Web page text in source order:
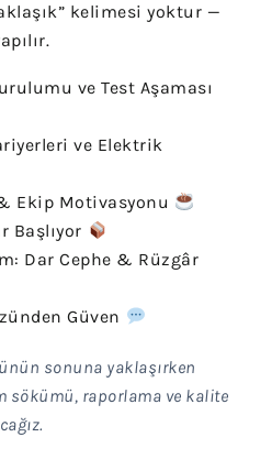
kelimesi yoktur —
ve Test Aşaması
ve Elektrik
Ekip Motivasyonu
Başlıyor
Dar Cephe & Rüzgâr
Güven
sonuna yaklaşırken
sökümü, raporlama ve kalite